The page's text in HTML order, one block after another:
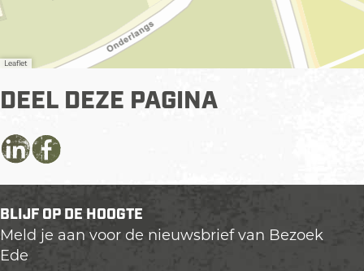
Leaflet
DEEL DEZE PAGINA
D
l
d
e
D
l
d
l
d
BLIJF OP DE HOOGTE
Meld je aan voor de nieuwsbrief van Bezoek
Ede